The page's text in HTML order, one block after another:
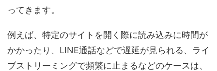
ってきます。
例えば、特定のサイトを開く際に読み込みに時間が
かかったり、LINE通話などで遅延が見られる、ライ
ブストリーミングで頻繁に止まるなどのケースは、